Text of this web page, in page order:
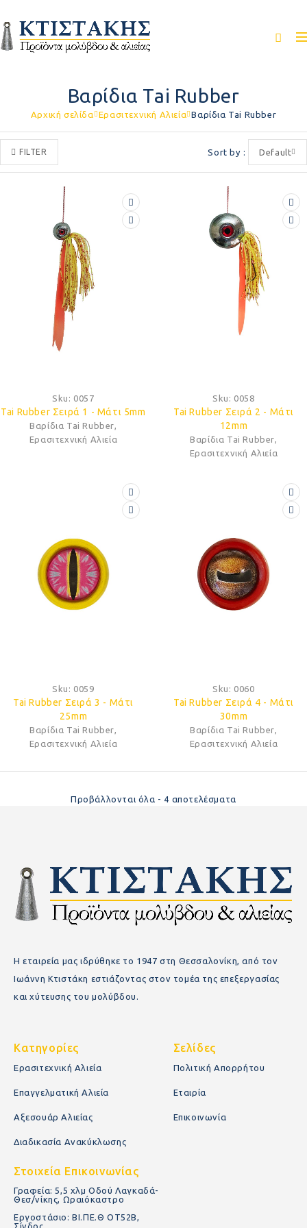
Βαρίδια Tai Rubber
Αρχική σελίδα Ερασιτεχνική Αλιεία Βαρίδια Tai Rubber
FILTER Sort by Default
Sku: 0057
Tai Rubber Σειρά 1 - Μάτι 5mm
Βαρίδια Tai Rubber,
Ερασιτεχνική Αλιεία
Sku: 0058
Tai Rubber Σειρά 2 - Μάτι
12mm
Βαρίδια Tai Rubber,
Ερασιτεχνική Αλιεία
Sku: 0059
Tai Rubber Σειρά 3 - Μάτι
25mm
Βαρίδια Tai Rubber
Ερασιτεχνική Αλιεία
Sku: 0060
Tai Rubber Σειρά 4 - Μάτι
30mm
Βαρίδια Tai Rubber
Ερασιτεχνική Αλιεία
Προβάλλονται όλα - 4 αποτελέσματα
Η εταιρεία μας ιδρύθηκε το 1947 στη Θεσσαλονίκη, από τον
Ιωάννη Κτιστάκη εστιάζοντας στον τομέα της επεξεργασίας
και χύτευσης του μολύβδου.
Κατηγορίες
Ερασιτεχνική Αλιεία
Επαγγελματική Αλιεία
Αξεσουάρ Αλιείας
Διαδικασία Ανακύκλωσης
Σελίδες
Πολιτική Απορρήτου
Εταιρία
Επικοινωνία
Στοιχεία Επικοινωνίας
Γραφεία: 5,5 χλμ Οδού Λαγκαδά-
Θεσ/νίκης, Ωραιόκαστρο
Εργοστάσιο: ΒΙ.ΠΕ.Θ ΟΤ52Β,
Σίνδος